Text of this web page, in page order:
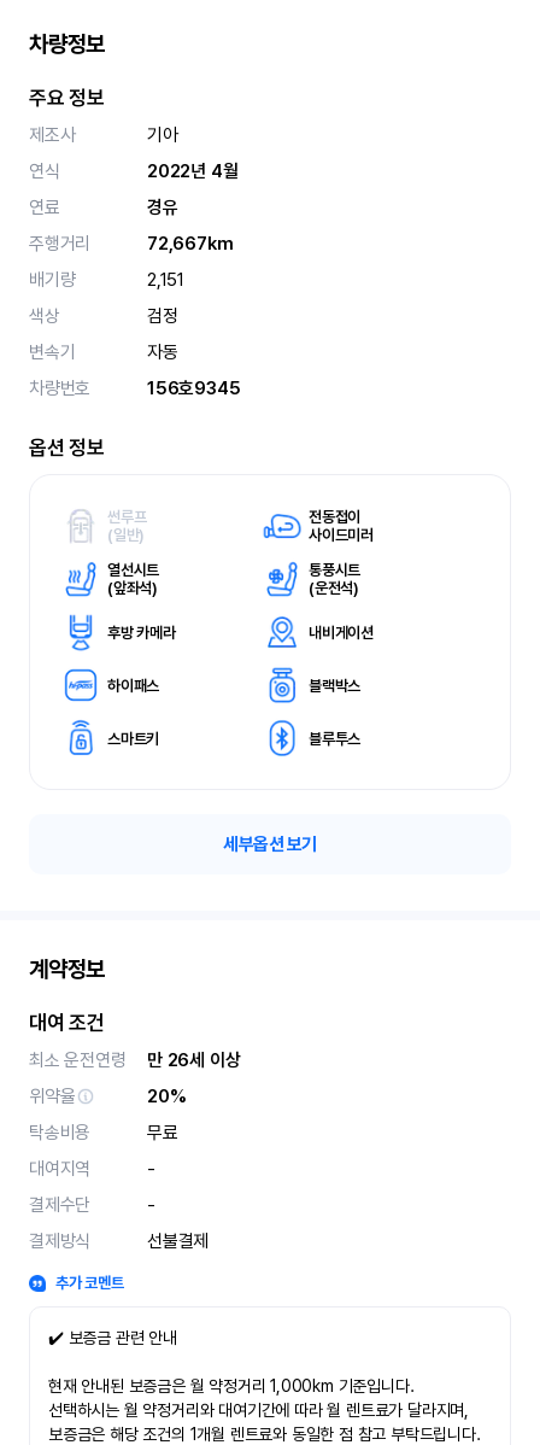
차량정보
주요 정보
제조사
기아
연식
2022년 4월
연료
경유
주행거리
72,667km
배기량
2,151
색상
검정
변속기
자동
차량번호
156호9345
옵션 정보
썬루프
(일반)
전동접이
사이드미러
열선시트
(앞좌석)
통풍시트
(운전석)
후방 카메라 내비게이션
하이패스 블랙박스
스마트키 블루투스
세부옵션 보기
계약정보
대여 조건
최소 운전연령
만 26세 이상
위약율
20%
탁송비용
무료
대여지역
-
결제수단
-
결제방식
선불결제
추가 코멘트
✔️ 보증금 관련 안내
현재 안내된 보증금은 월 약정거리 1,000km 기준입니다.
선택하시는 월 약정거리와 대여기간에 따라 월 렌트료가 달라지며,
보증금은 해당 조건의 1개월 렌트료와 동일한 점 참고 부탁드립니다.